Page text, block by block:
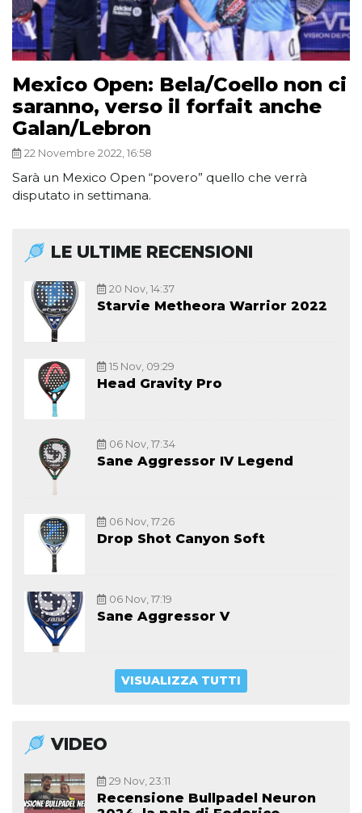
Mexico Open: Bela/Coello non ci
saranno, verso il forfait anche
Galan/Lebron
22 Novembre 2022, 16:58
Sarà un Mexico Open “povero” quello che verrà
disputato in settimana.
LE ULTIME RECENSIONI
20 Nov, 14:37
Starvie Metheora Warrior 2022
15 Nov, 09:29
Head Gravity Pro
06 Nov, 17:34
Sane Aggressor IV Legend
06 Nov, 17:26
Drop Shot Canyon Soft
06 Nov, 17:19
Sane Aggressor V
VISUALIZZA TUTTI
VIDEO
29 Nov, 23:11
Recensione Bullpadel Neuron